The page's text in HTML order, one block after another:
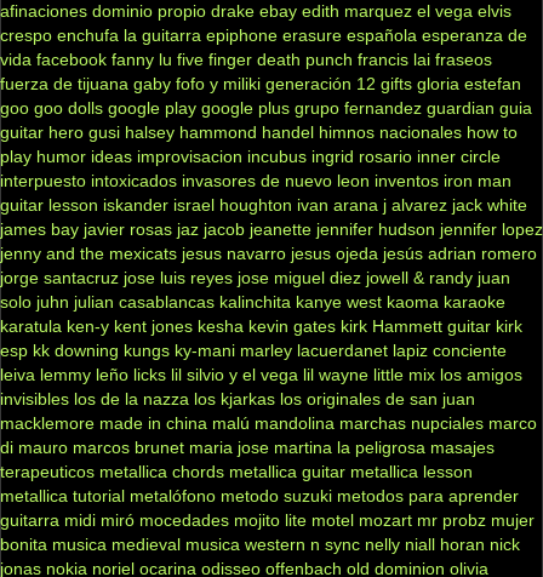
afinaciones dominio propio drake ebay edith marquez el vega elvis
crespo enchufa la guitarra epiphone erasure española esperanza de
vida facebook fanny lu five finger death punch francis lai fraseos
fuerza de tijuana gaby fofo y miliki generación 12 gifts gloria estefan
goo goo dolls google play google plus grupo fernandez guardian guia
guitar hero gusi halsey hammond handel himnos nacionales how to
play humor ideas improvisacion incubus ingrid rosario inner circle
interpuesto intoxicados invasores de nuevo leon inventos iron man
guitar lesson iskander israel houghton ivan arana j alvarez jack white
james bay javier rosas jaz jacob jeanette jennifer hudson jennifer lopez
jenny and the mexicats jesus navarro jesus ojeda jesús adrian romero
jorge santacruz jose luis reyes jose miguel diez jowell & randy juan
solo juhn julian casablancas kalinchita kanye west kaoma karaoke
karatula ken-y kent jones kesha kevin gates kirk Hammett guitar kirk
esp kk downing kungs ky-mani marley lacuerdanet lapiz conciente
leiva lemmy leño licks lil silvio y el vega lil wayne little mix los amigos
invisibles los de la nazza los kjarkas los originales de san juan
macklemore made in china malú mandolina marchas nupciales marco
di mauro marcos brunet maria jose martina la peligrosa masajes
terapeuticos metallica chords metallica guitar metallica lesson
metallica tutorial metalófono metodo suzuki metodos para aprender
guitarra midi miró mocedades mojito lite motel mozart mr probz mujer
bonita musica medieval musica western n sync nelly niall horan nick
jonas nokia noriel ocarina odisseo offenbach old dominion olivia